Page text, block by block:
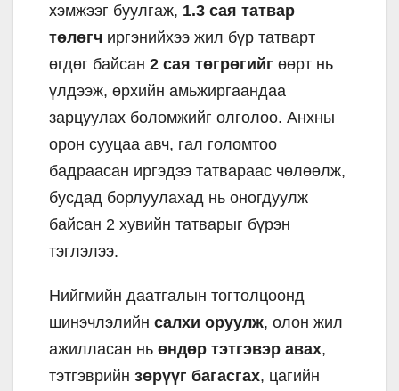
хэмжээг буулгаж, 1.3 сая татвар
төлөгч иргэнийхээ жил бүр татварт
өгдөг байсан 2 сая төгрөгийг өөрт нь
үлдээж, өрхийн амьжиргаандаа
зарцуулах боломжийг олголоо. Анхны
орон сууцаа авч, гал голомтоо
бадраасан иргэдээ татвараас чөлөөлж,
бусдад борлуулахад нь оногдуулж
байсан 2 хувийн татварыг бүрэн
тэглэлээ.
Нийгмийн даатгалын тогтолцоонд
шинэчлэлийн салхи оруулж, олон жил
ажилласан нь өндөр тэтгэвэр авах,
тэтгэврийн зөрүүг багасгах, цагийн